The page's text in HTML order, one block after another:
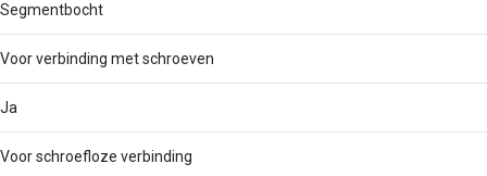
Segmentbocht
Voor verbinding met schroeven
Ja
Voor schroefloze verbinding